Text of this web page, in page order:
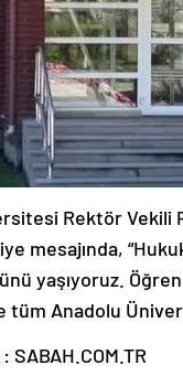
Rektör Vekili
mesajında,
yaşıyoruz.
tüm Anadolu
SABAH.COM.TR